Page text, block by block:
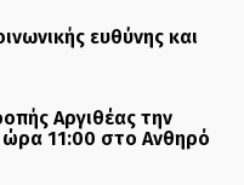
ευθύνης και
Αργιθέας την
ώρα 11:00 στο Ανθηρό